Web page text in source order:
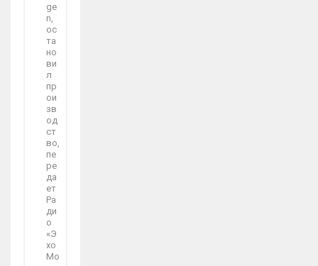
ge
n,
ос
та
но
ви
л
пр
ои
зв
од
ст
во,
пе
ре
да
ет
Ра
ди
о
«Э
хо
Мо